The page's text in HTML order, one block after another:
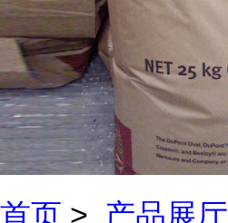
首页 > 产品展厅